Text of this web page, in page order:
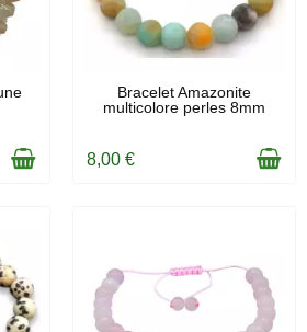
EN STOCK
Bracelet Amazonite
multicolore perles 8mm
8,00 €